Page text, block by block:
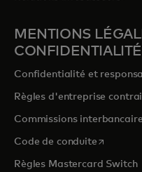
MENTIONS
CONFIDENTIALITÉ
Confidentialité et
Règles d'entreprise
Commissions
Code de conduites’ouvre
Règles Mastercard Switch